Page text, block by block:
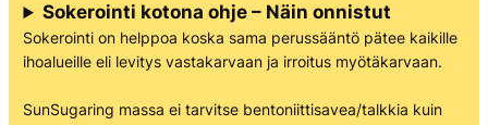
Sokerointi kotona ohje – Näin onnistut
Sokerointi on helppoa koska sama perussääntö pätee kaikille
ihoalueille eli levitys vastakarvaan ja irroitus myötäkarvaan.
SunSugaring massa ei tarvitse bentoniittisavea/talkkia kuin